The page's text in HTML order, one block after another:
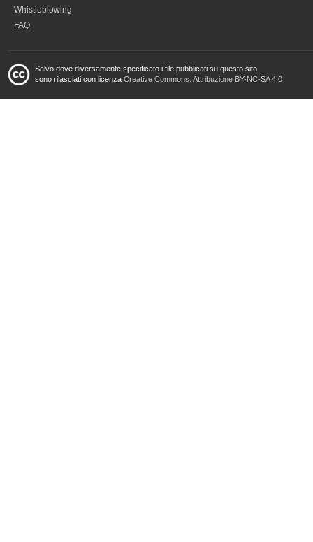
Whistleblowing
FAQ
Salvo dove diversamente specificato i file pubblicati su questo sito
sono rilasciati con licenza Creative Commons: Attribuzione BY-NC-SA 4.0